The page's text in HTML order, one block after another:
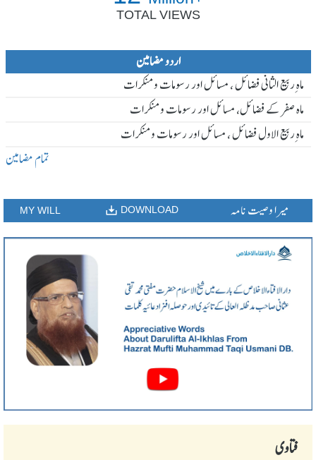
TOTAL VIEWS
اردو مضامین
ماہ ِربیع الثانی فضائل ، مسائل اور رسومات و منکرات
ماہ صفر کے فضائل، مسائل اور رسومات و منکرات
ماہ ِربیع الاول فضائل ، مسائل اور رسومات و منکرات
تمام مضامین
MY WILL DOWNLOAD میرا وصیت نامہ
فتاوی